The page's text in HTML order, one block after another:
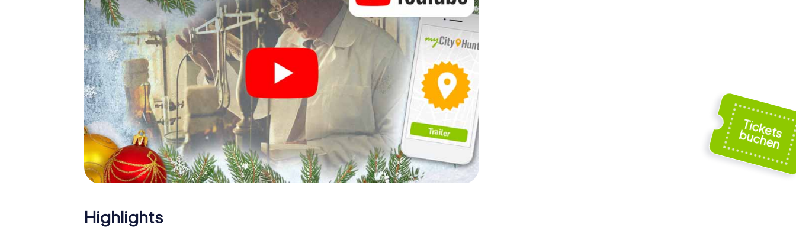
Das myCityHunt X-Mas Adventure eignet sich auch hervorragend als Programmpunkt Ihrer
Weihnachtsfeier in Goslar: So kann eine interaktive Schnitzeljagd das gastronomische
Programm Ihrer Weihnachtsfeier in Goslar ergänzen. Und auch ein Ausflug zum
Weihnachtsmarkt von Goslar wird mit dem X-Mas Adventure zu einem Highlight. Schließlich
bietet die Smartphone Schnitzeljagd alles was man von einer perfekten Weihnachtsfeier in
Goslar erwartet: Spaß, Teambuilding und eine stimmungsvolle Weihnachtsthematik. Gönnen
Sie Ihren Kollegen also einen unvergesslichen Ausklang des Jahres und planen Sie unser X-Mas
Adventure als Programmpunkt Ihrer Weihnachtsfeier in Goslar ein!
Highlights